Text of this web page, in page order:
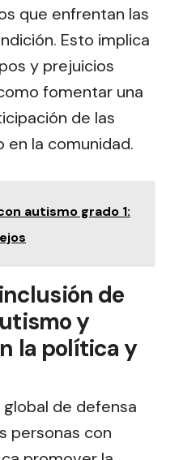
que enfrentan las
Esto implica
y prejuicios
fomentar una
de las
en la comunidad.
autismo grado 1:
de
y
la política y
de defensa
personas con